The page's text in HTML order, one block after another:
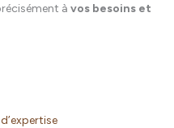
à vos besoins et